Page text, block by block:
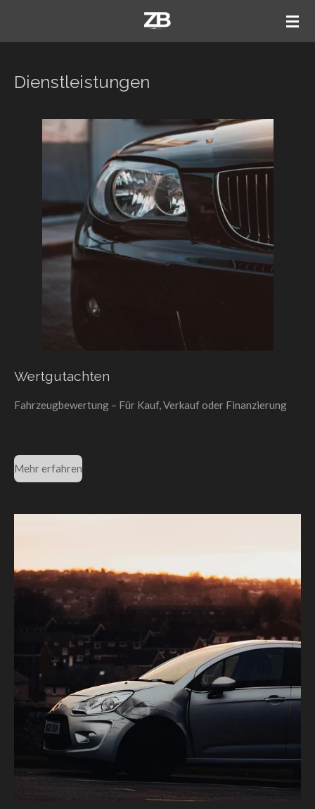
Dienstleistungen
Wertgutachten
Fahrzeugbewertung – Für Kauf, Verkauf oder Finanzierung
Mehr erfahren